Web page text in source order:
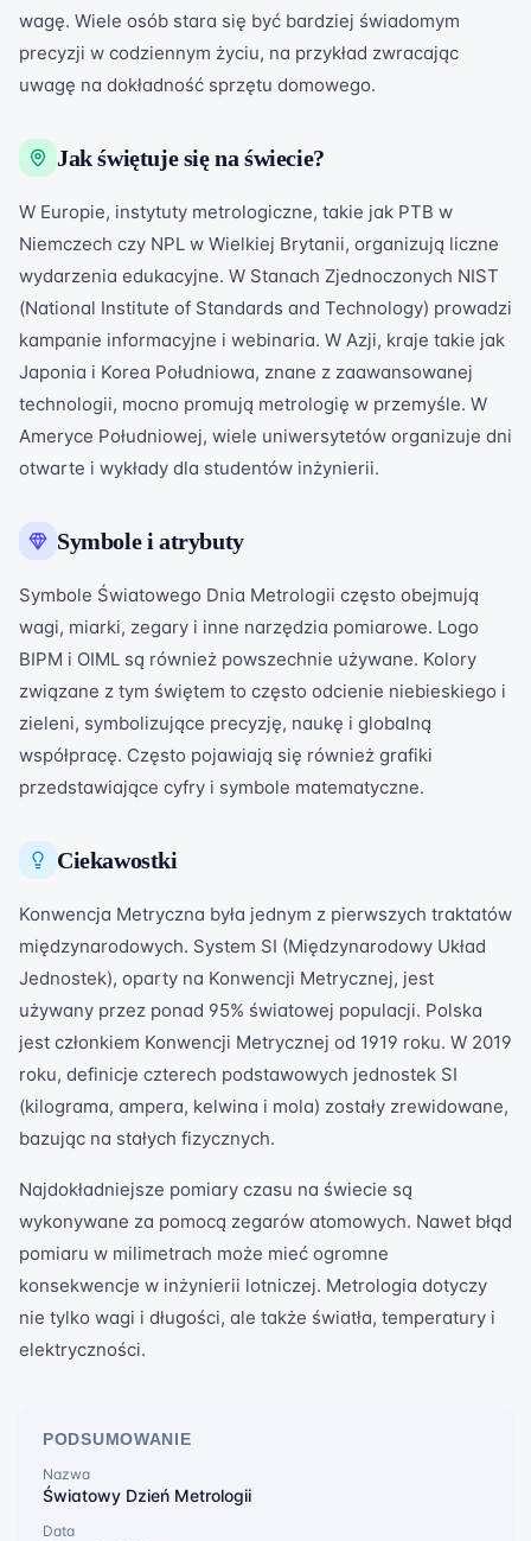
wagę. Wiele osób stara się być bardziej świadomym
precyzji w codziennym życiu, na przykład zwracając
uwagę na dokładność sprzętu domowego.
Jak świętuje się na świecie?
W Europie, instytuty metrologiczne, takie jak PTB w
Niemczech czy NPL w Wielkiej Brytanii, organizują liczne
wydarzenia edukacyjne. W Stanach Zjednoczonych NIST
(National Institute of Standards and Technology) prowadzi
kampanie informacyjne i webinaria. W Azji, kraje takie jak
Japonia i Korea Południowa, znane z zaawansowanej
technologii, mocno promują metrologię w przemyśle. W
Ameryce Południowej, wiele uniwersytetów organizuje dni
otwarte i wykłady dla studentów inżynierii.
Symbole i atrybuty
Symbole Światowego Dnia Metrologii często obejmują
wagi, miarki, zegary i inne narzędzia pomiarowe. Logo
BIPM i OIML są również powszechnie używane. Kolory
związane z tym świętem to często odcienie niebieskiego i
zieleni, symbolizujące precyzję, naukę i globalną
współpracę. Często pojawiają się również grafiki
przedstawiające cyfry i symbole matematyczne.
Ciekawostki
Konwencja Metryczna była jednym z pierwszych traktatów
międzynarodowych. System SI (Międzynarodowy Układ
Jednostek), oparty na Konwencji Metrycznej, jest
używany przez ponad 95% światowej populacji. Polska
jest członkiem Konwencji Metrycznej od 1919 roku. W 2019
roku, definicje czterech podstawowych jednostek SI
(kilograma, ampera, kelwina i mola) zostały zrewidowane,
bazując na stałych fizycznych.
Najdokładniejsze pomiary czasu na świecie są
wykonywane za pomocą zegarów atomowych. Nawet błąd
pomiaru w milimetrach może mieć ogromne
konsekwencje w inżynierii lotniczej. Metrologia dotyczy
nie tylko wagi i długości, ale także światła, temperatury i
elektryczności.
PODSUMOWANIE
Nazwa
Światowy Dzień Metrologii
Data